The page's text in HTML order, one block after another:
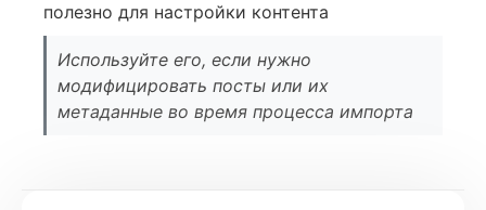
полезно для настройки контента
Используйте его, если нужно
модифицировать посты или их
метаданные во время процесса импорта